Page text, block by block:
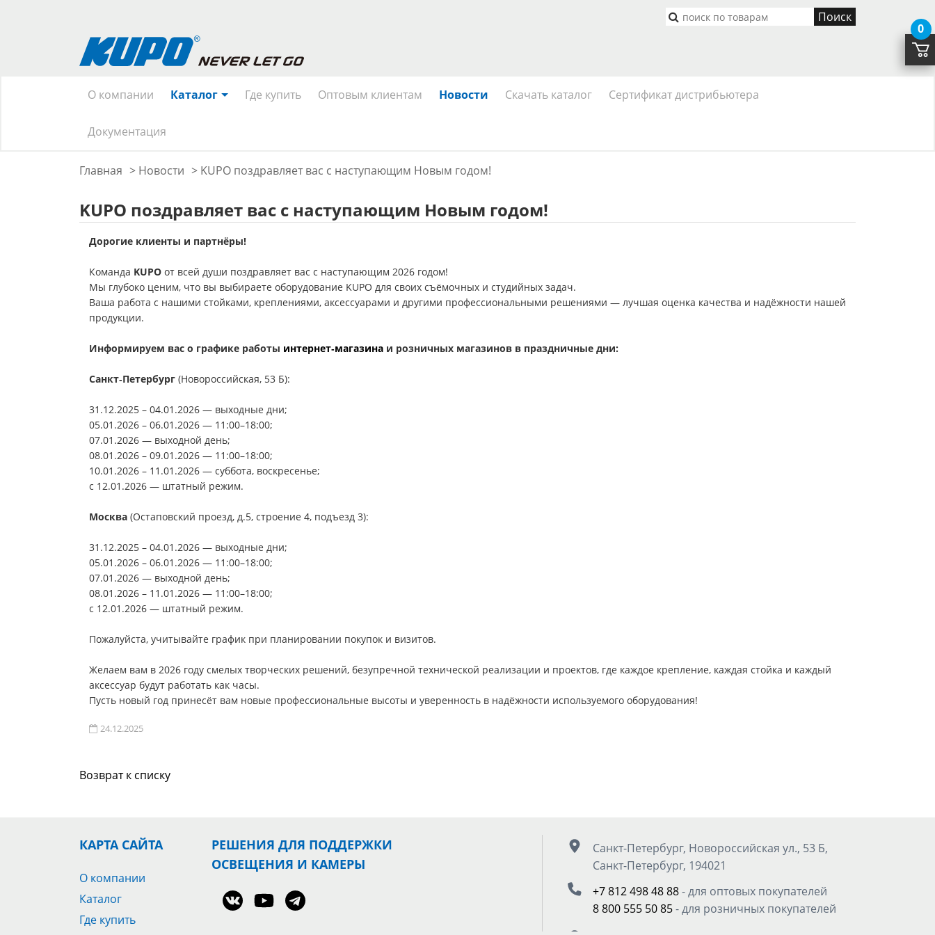
Поиск
О компании Каталог Где купить Оптовым клиентам Новости Скачать каталог Сертификат дистрибьютера
Документация
Главная > Новости > KUPO поздравляет вас с наступающим Новым годом!
KUPO поздравляет вас с наступающим Новым годом!
Дорогие клиенты и партнёры!
Команда KUPO от всей души поздравляет вас с наступающим 2026 годом!
Мы глубоко ценим, что вы выбираете оборудование KUPO для своих съёмочных и студийных задач.
Ваша работа с нашими стойками, креплениями, аксессуарами и другими профессиональными решениями — лучшая оценка качества и надёжности нашей
продукции.
Информируем вас о графике работы интернет‑магазина и розничных магазинов в праздничные дни:
Санкт‑Петербург (Новороссийская, 53 Б):
31.12.2025 – 04.01.2026 — выходные дни;
05.01.2026 – 06.01.2026 — 11:00–18:00;
07.01.2026 — выходной день;
08.01.2026 – 09.01.2026 — 11:00–18:00;
10.01.2026 – 11.01.2026 — суббота, воскресенье;
с 12.01.2026 — штатный режим.
Москва (Остаповский проезд, д.5, строение 4, подъезд 3):
31.12.2025 – 04.01.2026 — выходные дни;
05.01.2026 – 06.01.2026 — 11:00–18:00;
07.01.2026 — выходной день;
08.01.2026 – 11.01.2026 — 11:00–18:00;
с 12.01.2026 — штатный режим.
Пожалуйста, учитывайте график при планировании покупок и визитов.
Желаем вам в 2026 году смелых творческих решений, безупречной технической реализации и проектов, где каждое крепление, каждая стойка и каждый
аксессуар будут работать как часы.
Пусть новый год принесёт вам новые профессиональные высоты и уверенность в надёжности используемого оборудования!
24.12.2025
Возврат к списку
КАРТА САЙТА
О компании
Каталог
Где купить
РЕШЕНИЯ ДЛЯ ПОДДЕРЖКИ
ОСВЕЩЕНИЯ И КАМЕРЫ
Санкт-Петербург, Новороссийская ул., 53 Б,
Санкт-Петербург, 194021
+7 812 498 48 88- для оптовых покупателей
8 800 555 50 85- для розничных покупателей
0